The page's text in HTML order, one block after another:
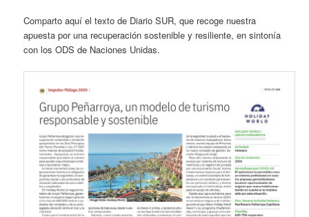
Comparto aquí el texto de Diario SUR, que recoge nuestra
apuesta por una recuperación sostenible y resiliente, en sintonía
con los ODS de Naciones Unidas.